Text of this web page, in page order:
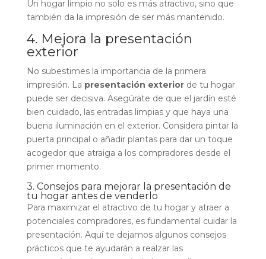
Un hogar limpio no solo es más atractivo, sino que
también da la impresión de ser más mantenido.
4. Mejora la presentación
exterior
No subestimes la importancia de la primera
impresión. La presentación exteriorde tu hogar
puede ser decisiva. Asegúrate de que el jardín esté
bien cuidado, las entradas limpias y que haya una
buena iluminación en el exterior. Considera pintar la
puerta principal o añadir plantas para dar un toque
acogedor que atraiga a los compradores desde el
primer momento.
3. Consejos para mejorar la presentación de
tu hogar antes de venderlo
Para maximizar el atractivo de tu hogar y atraer a
potenciales compradores, es fundamental cuidar la
presentación. Aquí te dejamos algunos consejos
prácticos que te ayudarán a realzar las